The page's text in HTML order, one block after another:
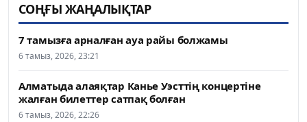
СОҢҒЫ ЖАҢАЛЫҚТАР
7 тамызға арналған ауа райы болжамы
6 тамыз, 2026, 23:21
Алматыда алаяқтар Канье Уэсттің концертіне
жалған билеттер сатпақ болған
6 тамыз, 2026, 22:26